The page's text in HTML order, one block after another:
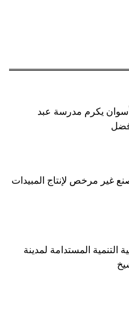
يكرم مدرسة عبد
فضل
غير مرخص لإنتاج المبيدات
التنمية المستدامة لمدينة